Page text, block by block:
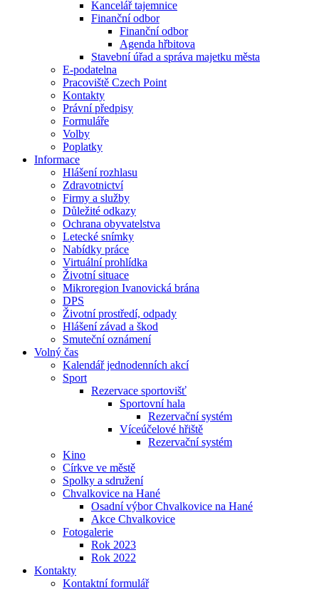
Kancelář tajemnice
Finanční odbor
Finanční odbor
Agenda hřbitova
Stavební úřad a správa majetku města
E-podatelna
Pracoviště Czech Point
Kontakty
Právní předpisy
Formuláře
Volby
Poplatky
Informace
Hlášení rozhlasu
Zdravotnictví
Firmy a služby
Důležité odkazy
Ochrana obyvatelstva
Letecké snímky
Nabídky práce
Virtuální prohlídka
Životní situace
Mikroregion Ivanovická brána
DPS
Životní prostředí, odpady
Hlášení závad a škod
Smuteční oznámení
Volný čas
Kalendář jednodenních akcí
Sport
Rezervace sportovišť
Sportovní hala
Rezervační systém
Víceúčelové hřiště
Rezervační systém
Kino
Církve ve městě
Spolky a sdružení
Chvalkovice na Hané
Osadní výbor Chvalkovice na Hané
Akce Chvalkovice
Fotogalerie
Rok 2023
Rok 2022
Kontakty
Kontaktní formulář